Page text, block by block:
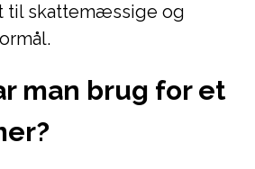
skattemæssige og
man brug for et